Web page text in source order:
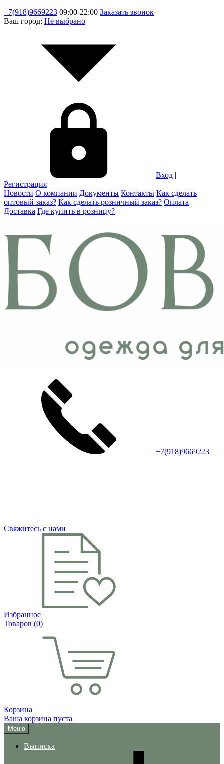
+7(918)9669223 09:00-22:00 Заказать звонок
Ваш город: Не выбрано
Вход |
Регистрация
Новости О компании Документы Контакты Как сделать
оптовый заказ? Как сделать розничный заказ? Оплата
Доставка Где купить в розницу?
+7(918)9669223
Свяжитесь с нами
Избранное
Товаров (0)
Корзина
Ваша корзина пуста
Меню
Выписка